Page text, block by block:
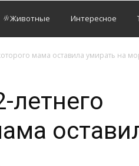
Животные Интересное
мама оставила умирать на
летнего